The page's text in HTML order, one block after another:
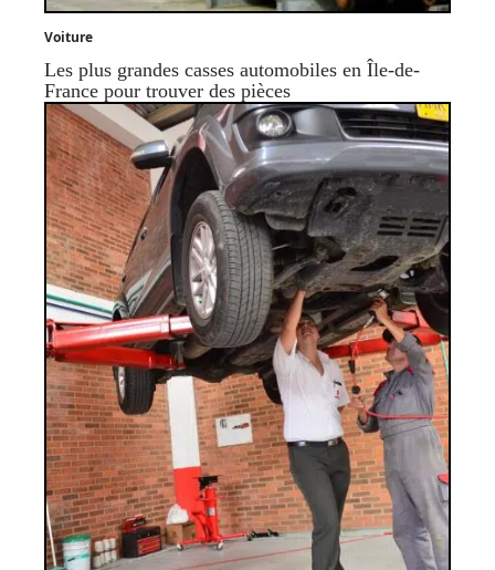
Voiture
Les plus grandes casses automobiles en Île-de-
France pour trouver des pièces